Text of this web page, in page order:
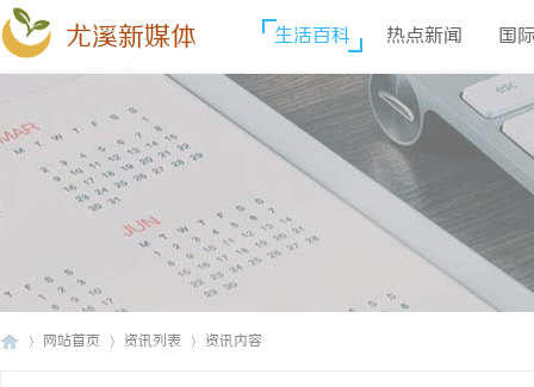
尤溪新媒体 生活百科 热点新闻 国
网站首页 资讯列表 资讯内容